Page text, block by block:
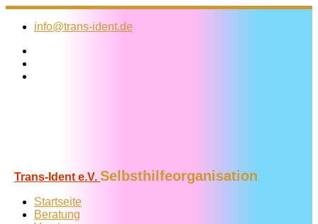
Zum
Inhalt
info@trans-ident.de
Trans-Ident e.V. Selbsthilfeorganisation
Startseite
Beratung